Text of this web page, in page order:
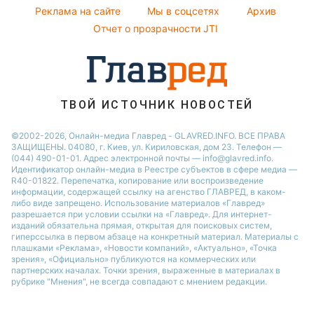
Алла Пугачева
Пылевая буря
Реклама на сайте
Мы в соцсетях
Архив
Отчет о прозрачности JTI
ТВОЙ ИСТОЧНИК НОВОСТЕЙ
©2002-2026, Онлайн-медиа Главред - GLAVRED.INFO. ВСЕ ПРАВА
ЗАЩИЩЕНЫ. 04080, г. Киев, ул. Кириловская, дом 23. Телефон —
(044) 490-01-01. Адрес электронной почты — info@glavred.info.
Идентификатор онлайн-медиа в Реестре cубъектов в сфере медиа —
R40-01822. Перепечатка, копирование или воспроизведение
информации, содержащей ссылку на агенство ГЛАВРЕД, в каком-
либо виде запрещено. Использование материалов «Главред»
разрешается при условии ссылки на «Главред». Для интернет-
изданий обязательна прямая, открытая для поисковых систем,
гиперссылка в первом абзаце на конкретный материал. Материалы с
плашками «Реклама», «Новости компаний», «Актуально», «Точка
зрения», «Официально» публикуются на коммерческих или
партнерских началах. Точки зрения, выраженные в материалах в
рубрике "Мнения", не всегда совпадают с мнением редакции.